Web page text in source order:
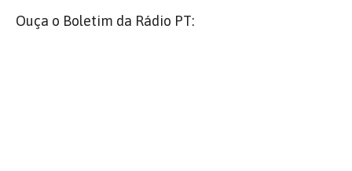
Ouça o Boletim da Rádio PT: